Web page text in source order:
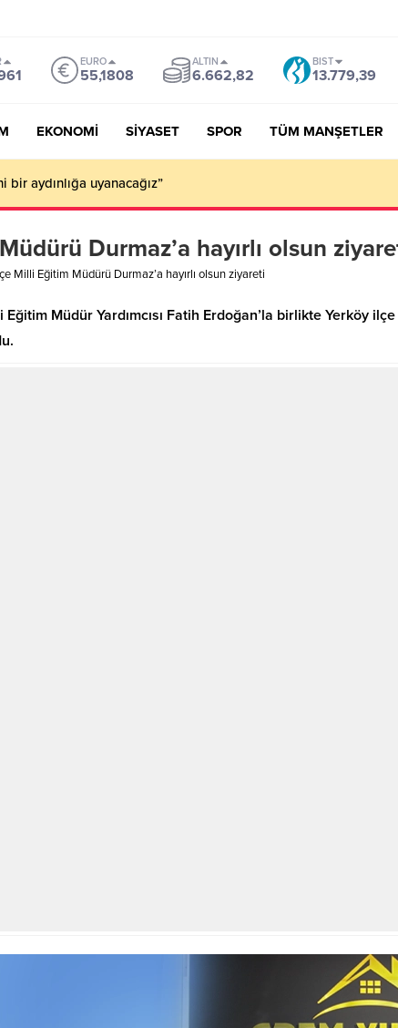
EURO
55,1808
ALTIN
6.662,82
BIST
13.779,39
EKONOMİ SİYASET SPOR TÜM MANŞETLER
aydınlığa uyanacağız”
Durmaz’a hayırlı olsun
Milli Eğitim Müdürü Durmaz’a hayırlı olsun ziyareti
Müdür Yardımcısı Fatih Erdoğan’la birlikte Yerköy